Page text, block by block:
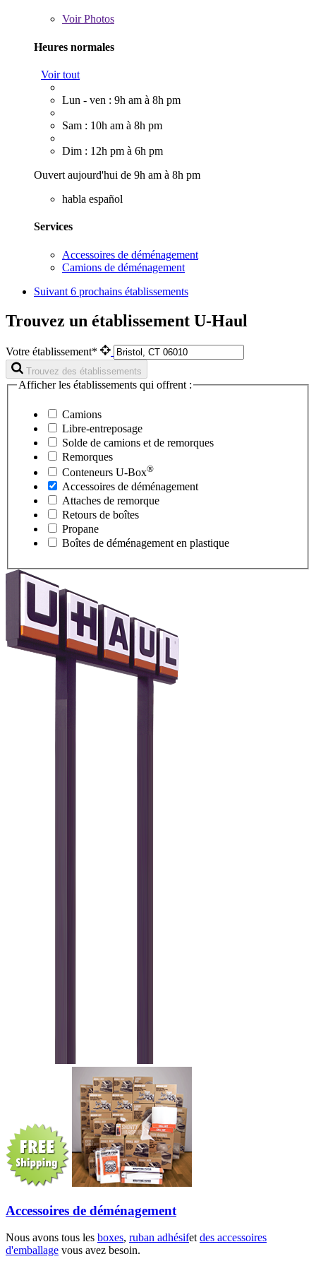
VoirPhotos
Heures normales
Voir tout
Lun - ven : 9h am à 8h pm
Sam : 10h am à 8h pm
Dim : 12h pm à 6h pm
Ouvert aujourd'hui de 9h am à 8h pm
habla español
Services
Accessoires de déménagement
Camions de déménagement
Suivant 6 prochains établissements
Trouvez un établissement U-Haul
Votre établissement*
Trouvez des établissements
Afficher les établissements qui offrent :
Camions
Libre-entreposage
Solde de camions et de remorques
Remorques
Conteneurs U-Box®
Accessoires de déménagement
Attaches de remorque
Retours de boîtes
Propane
Boîtes de déménagement en plastique
Accessoires de déménagement
Nous avons tous les boxes, ruban adhésifet des accessoires
d'emballage vous avez besoin.